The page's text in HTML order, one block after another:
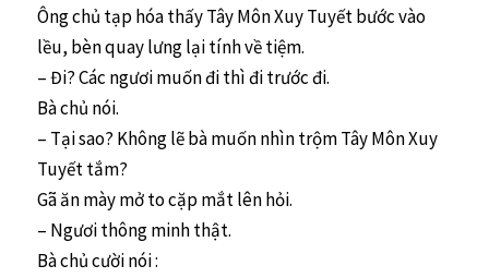
Ông chủ tạp hóa thấy Tây Môn Xuy Tuyết bước vào
lều, bèn quay lưng lại tính về tiệm.
– Đi? Các ngươi muốn đi thì đi trước đi.
Bà chủ nói.
– Tại sao? Không lẽ bà muốn nhìn trộm Tây Môn Xuy
Tuyết tắm?
Gã ăn mày mở to cặp mắt lên hỏi.
– Ngươi thông minh thật.
Bà chủ cười nói :